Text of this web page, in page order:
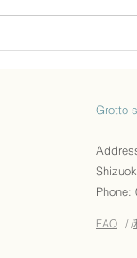
いませ
Grotto
Phone:
FAQ / /